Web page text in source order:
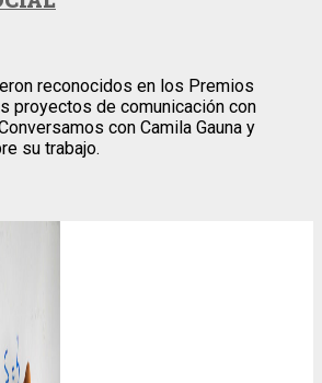
reconocidos en los Premios
proyectos de comunicación con
con Camila Gauna y
su trabajo.